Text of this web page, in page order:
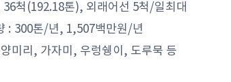
36척(192.18톤), 외래어선 5척/일최대
: 300톤/년, 1,507백만원/년
양미리, 가자미, 우렁쉥이, 도루묵 등